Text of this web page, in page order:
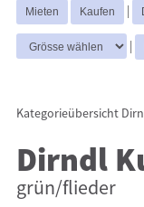
Dirndl Mittel
Kurz
|
|
Kategorieübersicht
Dirndl
grün/flieder